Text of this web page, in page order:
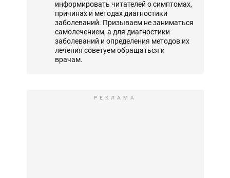
информировать читателей о симптомах,
причинах и методах диагностики
заболеваний. Призываем не заниматься
самолечением, а для диагностики
заболеваний и определения методов их
лечения советуем обращаться к
врачам.
РЕКЛАМА